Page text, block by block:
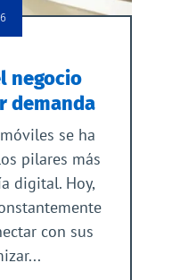
negocio
demanda
se ha
pilares más
digital. Hoy,
con sus